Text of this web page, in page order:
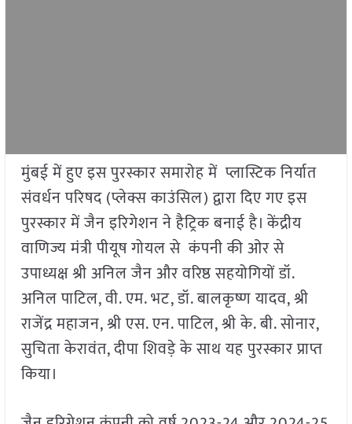
मुंबई में हुए इस पुरस्कार समारोह में प्लास्टिक निर्यात
संवर्धन परिषद (प्लेक्स काउंसिल) द्वारा दिए गए इस
पुरस्कार में जैन इरिगेशन ने हैट्रिक बनाई है। केंद्रीय
वाणिज्य मंत्री पीयूष गोयल से कंपनी की ओर से
उपाध्यक्ष श्री अनिल जैन और वरिष्ठ सहयोगियों डॉ.
अनिल पाटिल, वी. एम. भट, डॉ. बालकृष्ण यादव, श्री
राजेंद्र महाजन, श्री एस. एन. पाटिल, श्री के. बी. सोनार,
सुचिता केरावंत, दीपा शिवड़े के साथ यह पुरस्कार प्राप्त
किया।